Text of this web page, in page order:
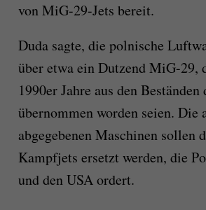
von MiG-29-Jets bereit.
Duda sagte, die polnische
über etwa ein Dutzend MiG-29,
1990er Jahre aus den
übernommen worden seien. Die
abgegebenen Maschinen sollen
Kampfjets ersetzt werden, die
und den USA ordert.